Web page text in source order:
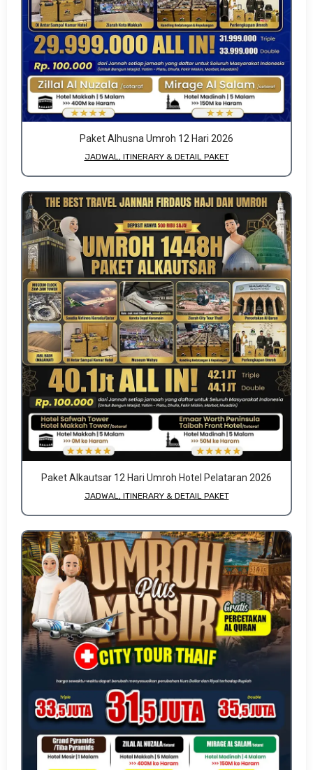
Paket Alhusna Umroh 12 Hari 2026
JADWAL, ITINERARY & DETAIL PAKET
Paket Alkautsar 12 Hari Umroh Hotel Pelataran 2026
JADWAL, ITINERARY & DETAIL PAKET